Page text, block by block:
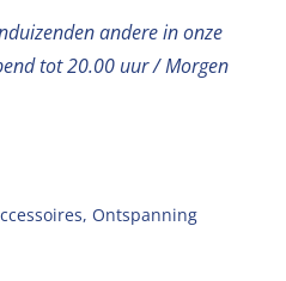
andere in onze
tot 20.00 uur / Morgen
, Ontspanning